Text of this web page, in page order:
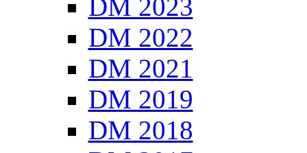
DM 2023
DM 2022
DM 2021
DM 2019
DM 2018